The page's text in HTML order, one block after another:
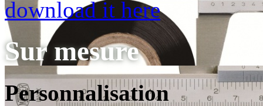
download it here
Sur mesure
Personnalisation